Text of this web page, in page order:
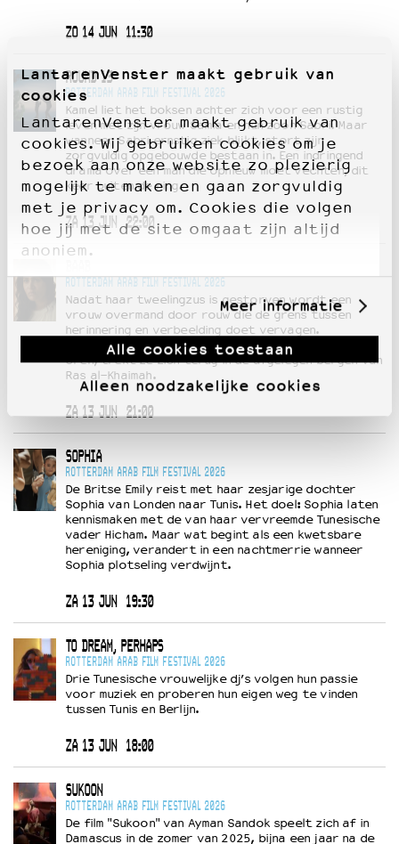
LantarenVenster maakt gebruik van
cookies
LantarenVenster maakt gebruik van
cookies. Wij gebruiken cookies om je
bezoek aan onze website zo plezierig
mogelijk te maken en gaan zorgvuldig
met je privacy om. Cookies die volgen
hoe jij met de site omgaat zijn altijd
anoniem.
Meer informatie
Alle cookies toestaan
Alleen noodzakelijke cookies
ZO 14 JUN 11:30
ROUND 13
ROTTERDAM ARAB FILM FESTIVAL 2026
Kamel liet het boksen achter zich voor een rustig
leven met zijn vrouw Samia en hun zoon Sabri. Maar
wanneer Sabri ernstig ziek blijkt, stort zijn
zorgvuldig opgebouwde bestaan in. Een indringend
drama over een man die opnieuw moet vechten, dit
keer buiten de ring.
ZA 13 JUN 22:00
ROTTERDAM ARAB FILM FESTIVAL 2026
Nadat haar tweelingzus is gestorven wordt een
vrouw overmand door rouw die de grens tussen
herinnering en verbeelding doet vervagen.
Achtervolgd door een aanhoudend gesuis in haar
oren, trekt ze zich terug in de afgelegen bergen van
Ras al-Khaimah.
ZA 13 JUN 21:00
SOPHIA
ROTTERDAM ARAB FILM FESTIVAL 2026
De Britse Emily reist met haar zesjarige dochter
Sophia van Londen naar Tunis. Het doel: Sophia laten
kennismaken met de van haar vervreemde Tunesische
vader Hicham. Maar wat begint als een kwetsbare
hereniging, verandert in een nachtmerrie wanneer
Sophia plotseling verdwijnt.
ZA 13 JUN 19:30
TO DREAM, PERHAPS
ROTTERDAM ARAB FILM FESTIVAL 2026
Drie Tunesische vrouwelijke dj’s volgen hun passie
voor muziek en proberen hun eigen weg te vinden
tussen Tunis en Berlijn.
ZA 13 JUN 18:00
SUKOON
ROTTERDAM ARAB FILM FESTIVAL 2026
De film "Sukoon" van Ayman Sandok speelt zich af in
Damascus in de zomer van 2025, bijna een jaar na de